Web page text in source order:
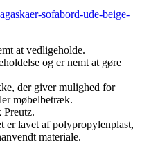
sofabord-ude-beige-
at vedligeholde.
og er nemt at gøre
der giver mulighed for
møbelbetræk.
Preutz.
er lavet af polypropylenplast,
materiale.